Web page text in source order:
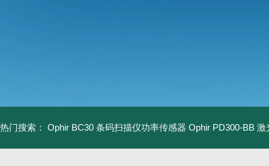
热门搜索： Ophir BC30 条码扫描仪功率传感器 Ophir PD300-BB